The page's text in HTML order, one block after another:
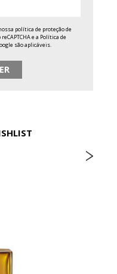
política de proteção de
e a Política de
são aplicáveis.